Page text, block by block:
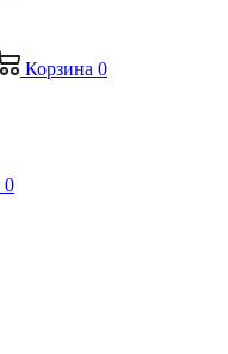
Корзина 0
0